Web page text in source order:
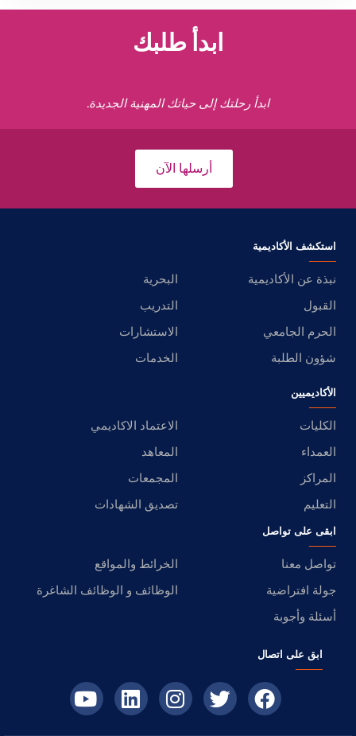
ابدأ طلبك
ابدأ رحلتك إلى حياتك المهنية الجديدة.
أرسلها الآن
استكشف الأكاديمية
نبذة عن الأكاديمية
البحرية
القبول
التدريب
الحرم الجامعي
الاستشارات
شؤون الطلبة
الخدمات
الأكاديميين
الكليات
الاعتماد الاكاديمي
العمداء
المعاهد
المراكز
المجمعات
التعليم
تصديق الشهادات
ابقى على تواصل
تواصل معنا
الخرائط والمواقع
جولة افتراضية
الوظائف و الوظائف الشاغرة
أسئلة وأجوبة
ابق على اتصال